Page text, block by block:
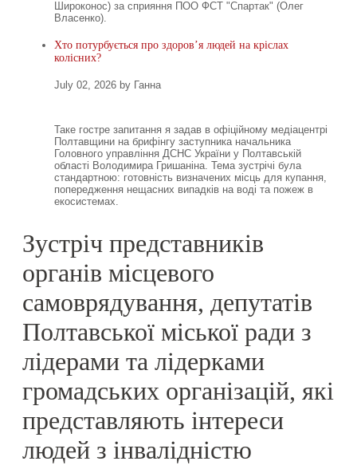
Широконос) за сприяння ПОО ФСТ "Спартак" (Олег
Власенко).
Хто потурбується про здоров’я людей на кріслах
колісних?
July 02, 2026 by Ганна
Таке гостре запитання я задав в офіційному медіацентрі
Полтавщини на брифінгу заступника начальника
Головного управління ДСНС України у Полтавській
області Володимира Гришаніна. Тема зустрічі була
стандартною: готовність визначених місць для купання,
попередження нещасних випадків на воді та пожеж в
екосистемах.
Зустріч представників
органів місцевого
самоврядування, депутатів
Полтавської міської ради з
лідерами та лідерками
громадських організацій, які
представляють інтереси
людей з інвалідністю